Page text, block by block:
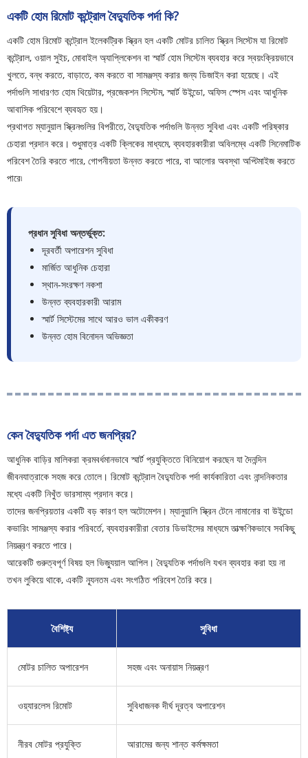
একটি হোম রিমোট কন্ট্রোল বৈদ্যুতিক পর্দা কি?
একটি হোম রিমোট কন্ট্রোল ইলেকট্রিক স্ক্রিন হল একটি মোটর চালিত স্ক্রিন সিস্টেম যা রিমোট
কন্ট্রোল, ওয়াল সুইচ, মোবাইল অ্যাপ্লিকেশন বা স্মার্ট হোম সিস্টেম ব্যবহার করে স্বয়ংক্রিয়ভাবে
খুলতে, বন্ধ করতে, বাড়াতে, কম করতে বা সামঞ্জস্য করার জন্য ডিজাইন করা হয়েছে। এই
পর্দাগুলি সাধারণত হোম থিয়েটার, প্রজেকশন সিস্টেম, স্মার্ট উইন্ডো, অফিস স্পেস এবং আধুনিক
আবাসিক পরিবেশে ব্যবহৃত হয়।
প্রথাগত ম্যানুয়াল স্ক্রিনগুলির বিপরীতে, বৈদ্যুতিক পর্দাগুলি উন্নত সুবিধা এবং একটি পরিষ্কার
চেহারা প্রদান করে। শুধুমাত্র একটি ক্লিকের মাধ্যমে, ব্যবহারকারীরা অবিলম্বে একটি সিনেমাটিক
পরিবেশ তৈরি করতে পারে, গোপনীয়তা উন্নত করতে পারে, বা আলোর অবস্থা অপ্টিমাইজ করতে
পারে৷
প্রধান সুবিধা অন্তর্ভুক্ত:
দূরবর্তী অপারেশন সুবিধা
মার্জিত আধুনিক চেহারা
স্থান-সংরক্ষণ নকশা
উন্নত ব্যবহারকারী আরাম
স্মার্ট সিস্টেমের সাথে আরও ভাল একীকরণ
উন্নত হোম বিনোদন অভিজ্ঞতা
কেন বৈদ্যুতিক পর্দা এত জনপ্রিয়?
আধুনিক বাড়ির মালিকরা ক্রমবর্ধমানভাবে স্মার্ট প্রযুক্তিতে বিনিয়োগ করছেন যা দৈনন্দিন
জীবনযাত্রাকে সহজ করে তোলে। রিমোট কন্ট্রোল বৈদ্যুতিক পর্দা কার্যকারিতা এবং নান্দনিকতার
মধ্যে একটি নিখুঁত ভারসাম্য প্রদান করে।
তাদের জনপ্রিয়তার একটি বড় কারণ হল অটোমেশন। ম্যানুয়ালি স্ক্রিন টেনে নামানোর বা উইন্ডো
কভারিং সামঞ্জস্য করার পরিবর্তে, ব্যবহারকারীরা বেতার ডিভাইসের মাধ্যমে তাত্ক্ষণিকভাবে সবকিছু
নিয়ন্ত্রণ করতে পারে।
আরেকটি গুরুত্বপূর্ণ বিষয় হল ভিজ্যুয়াল আপিল। বৈদ্যুতিক পর্দাগুলি যখন ব্যবহার করা হয় না
তখন লুকিয়ে থাকে, একটি ন্যূনতম এবং সংগঠিত পরিবেশ তৈরি করে।
বৈশিষ্ট্য সুবিধা
মোটর চালিত অপারেশন সহজ এবং অনায়াস নিয়ন্ত্রণ
ওয়্যারলেস রিমোট সুবিধাজনক দীর্ঘ দূরত্ব অপারেশন
নীরব মোটর প্রযুক্তি আরামের জন্য শান্ত কর্মক্ষমতা